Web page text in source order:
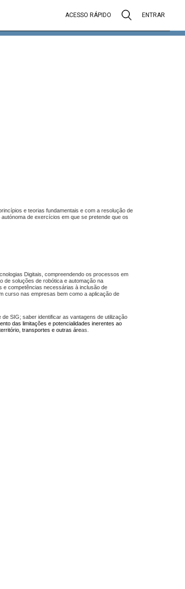
ACESSO RÁPIDO ENTRAR
e teorias fundamentais e com a resolução de
de exercícios em que se pretende que os
Digitais, compreendendo os processos em
de soluções de robótica e automação na
e competências necessárias à inclusão de
curso nas empresas bem como a aplicação de
SIG; saber identificar as vantagens de utilização
das limitações e potencialidades inerentes ao
transportes e outras áreas.